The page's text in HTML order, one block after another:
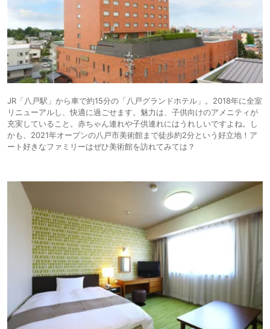
JR「八戸駅」から車で約15分の「八戸グランドホテル」。2018年に全室
リニューアルし、快適に過ごせます。魅力は、子供向けのアメニティが
充実していること。赤ちゃん連れや子供連れにはうれしいですよね。し
かも、2021年オープンの八戸市美術館まで徒歩約2分という好立地！ア
ート好きなファミリーはぜひ美術館を訪れてみては？